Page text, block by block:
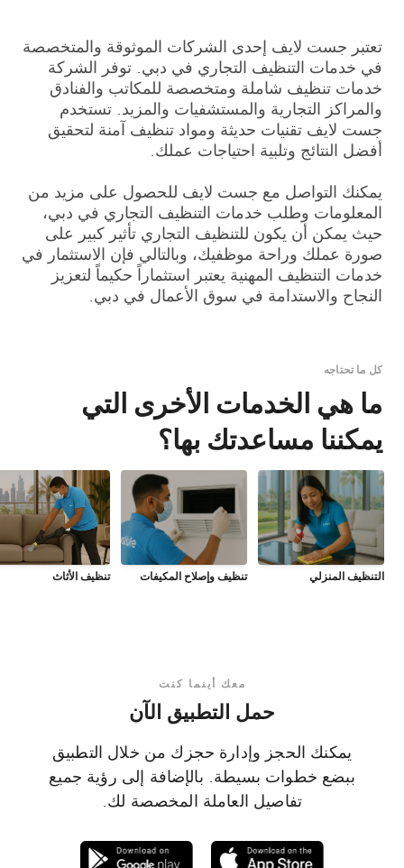
تعتبر جست لايف إحدى الشركات الموثوقة والمتخصصة
في خدمات التنظيف التجاري في دبي. توفر الشركة
خدمات تنظيف شاملة ومتخصصة للمكاتب والفنادق
والمراكز التجارية والمستشفيات والمزيد. تستخدم
جست لايف تقنيات حديثة ومواد تنظيف آمنة لتحقيق
أفضل النتائج وتلبية احتياجات عملك.
يمكنك التواصل مع جست لايف للحصول على مزيد من
المعلومات وطلب خدمات التنظيف التجاري في دبي،
حيث يمكن أن يكون للتنظيف التجاري تأثير كبير على
صورة عملك وراحة موظفيك، وبالتالي فإن الاستثمار في
خدمات التنظيف المهنية يعتبر استثماراً حكيماً لتعزيز
النجاح والاستدامة في سوق الأعمال في دبي.
كل ما تحتاجه
ما هي الخدمات الأخرى التي
يمكننا مساعدتك بها؟
التنظيف المنزلي تنظيف وإصلاح المكيفات تنظيف الأثاث
معك أينما كنت
حمل التطبيق الآن
يمكنك الحجز وإدارة حجزك من خلال التطبيق
ببضع خطوات بسيطة. بالإضافة إلى رؤية جميع
تفاصيل العاملة المخصصة لك.